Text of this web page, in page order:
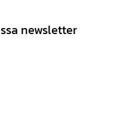
newsletter